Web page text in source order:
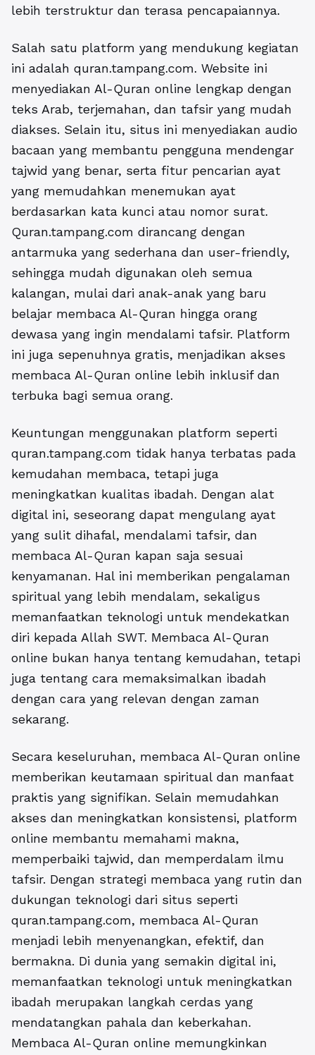
lebih terstruktur dan terasa pencapaiannya.
Salah satu platform yang mendukung kegiatan
ini adalah quran.tampang.com. Website ini
menyediakan Al-Quran online lengkap dengan
teks Arab, terjemahan, dan tafsir yang mudah
diakses. Selain itu, situs ini menyediakan audio
bacaan yang membantu pengguna mendengar
tajwid yang benar, serta fitur pencarian ayat
yang memudahkan menemukan ayat
berdasarkan kata kunci atau nomor surat.
Quran.tampang.com dirancang dengan
antarmuka yang sederhana dan user-friendly,
sehingga mudah digunakan oleh semua
kalangan, mulai dari anak-anak yang baru
belajar membaca Al-Quran hingga orang
dewasa yang ingin mendalami tafsir. Platform
ini juga sepenuhnya gratis, menjadikan akses
membaca Al-Quran online lebih inklusif dan
terbuka bagi semua orang.
Keuntungan menggunakan platform seperti
quran.tampang.com tidak hanya terbatas pada
kemudahan membaca, tetapi juga
meningkatkan kualitas ibadah. Dengan alat
digital ini, seseorang dapat mengulang ayat
yang sulit dihafal, mendalami tafsir, dan
membaca Al-Quran kapan saja sesuai
kenyamanan. Hal ini memberikan pengalaman
spiritual yang lebih mendalam, sekaligus
memanfaatkan teknologi untuk mendekatkan
diri kepada Allah SWT. Membaca Al-Quran
online bukan hanya tentang kemudahan, tetapi
juga tentang cara memaksimalkan ibadah
dengan cara yang relevan dengan zaman
sekarang.
Secara keseluruhan, membaca Al-Quran online
memberikan keutamaan spiritual dan manfaat
praktis yang signifikan. Selain memudahkan
akses dan meningkatkan konsistensi, platform
online membantu memahami makna,
memperbaiki tajwid, dan memperdalam ilmu
tafsir. Dengan strategi membaca yang rutin dan
dukungan teknologi dari situs seperti
quran.tampang.com, membaca Al-Quran
menjadi lebih menyenangkan, efektif, dan
bermakna. Di dunia yang semakin digital ini,
memanfaatkan teknologi untuk meningkatkan
ibadah merupakan langkah cerdas yang
mendatangkan pahala dan keberkahan.
Membaca Al-Quran online memungkinkan